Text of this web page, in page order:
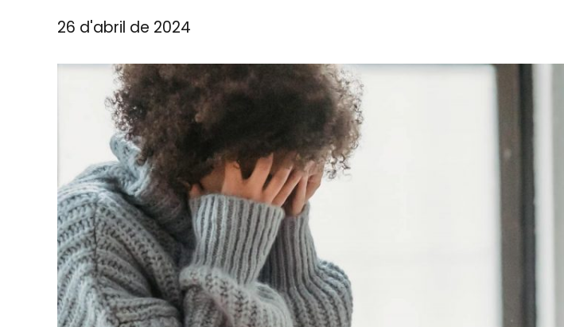
26 d'abril de 2024